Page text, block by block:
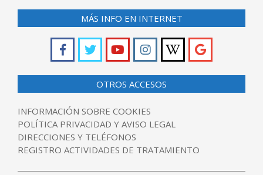
MÁS INFO EN INTERNET
OTROS ACCESOS
INFORMACIÓN SOBRE COOKIES
POLÍTICA PRIVACIDAD Y AVISO LEGAL
DIRECCIONES Y TELÉFONOS
REGISTRO ACTIVIDADES DE TRATAMIENTO